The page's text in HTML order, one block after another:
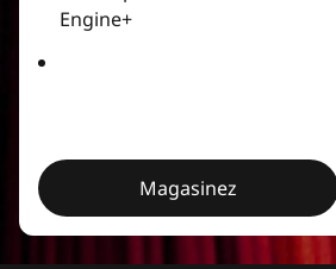
Engine+
Magasinez